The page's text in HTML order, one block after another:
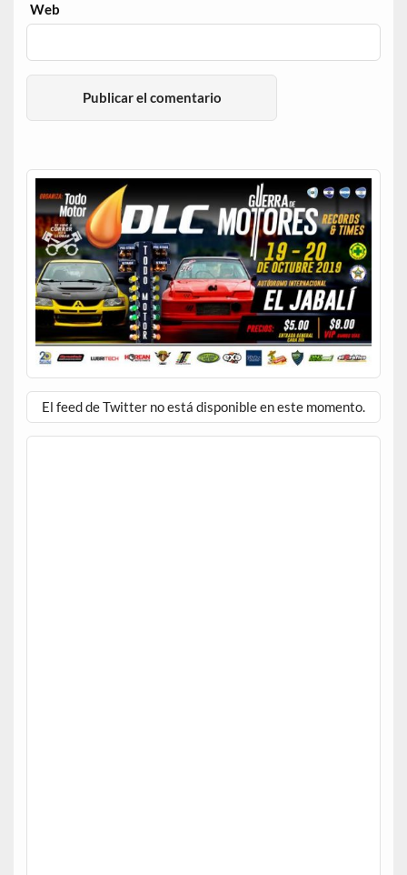
Web
El feed de Twitter no está disponible en este momento.